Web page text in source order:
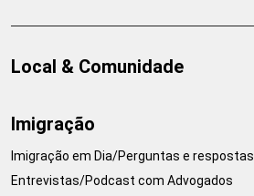
Local & Comunidade
Imigração
Imigração em Dia/Perguntas e respostas
Entrevistas/Podcast com Advogados